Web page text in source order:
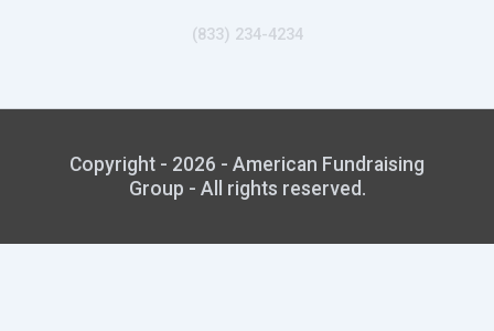
(833) 234-4234
Copyright - 2026 - American Fundraising
Group - All rights reserved.